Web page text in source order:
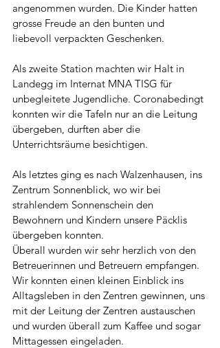
angenommen wurden. Die Kinder hatten
grosse Freude an den bunten und
liebevoll verpackten Geschenken.
Als zweite Station machten wir Halt in
Landegg im Internat MNA TISG für
unbegleitete Jugendliche. Coronabedingt
konnten wir die Tafeln nur an die Leitung
übergeben, durften aber die
Unterrichtsräume besichtigen.
Als letztes ging es nach Walzenhausen, ins
Zentrum Sonnenblick, wo wir bei
strahlendem Sonnenschein den
Bewohnern und Kindern unsere Päcklis
übergeben konnten.
Überall wurden wir sehr herzlich von den
Betreuerinnen und Betreuern empfangen.
Wir konnten einen kleinen Einblick ins
Alltagsleben in den Zentren gewinnen, uns
mit der Leitung der Zentren austauschen
und wurden überall zum Kaffee und sogar
Mittagessen eingeladen.